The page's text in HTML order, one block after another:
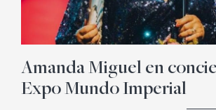
Amanda Miguel en
Expo Mundo Imperial